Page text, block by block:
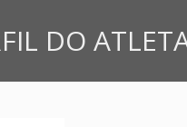
DO